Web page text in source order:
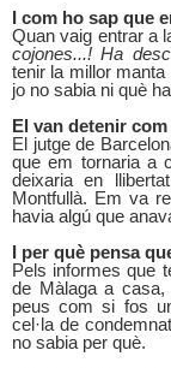
I com ho sap que
Quan vaig entrar a
cojones...! Ha
tenir la millor manta
jo no sabia ni què
El van detenir
El jutge de
que em tornaria a
deixaria en
Montfullà. Em va
havia algú que
I per què pensa
Pels informes que
de Màlaga a
peus com si fos
cel·la de
no sabia per què.